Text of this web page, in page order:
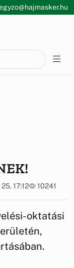
17:12 10241
oktatási